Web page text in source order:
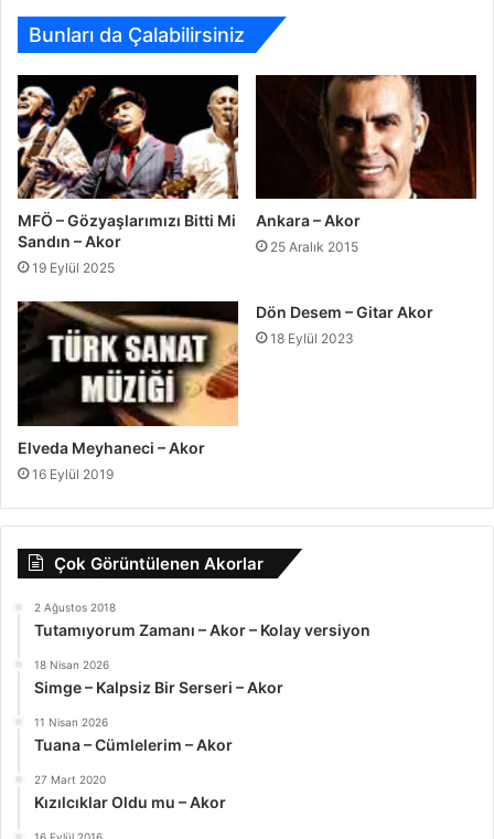
Bunları da Çalabilirsiniz
MFÖ – Gözyaşlarımızı Bitti Mi
Sandın – Akor
19 Eylül 2025
Ankara – Akor
25 Aralık 2015
Elveda Meyhaneci – Akor
16 Eylül 2019
Dön Desem – Gitar Akor
18 Eylül 2023
Çok Görüntülenen Akorlar
2 Ağustos 2018
Tutamıyorum Zamanı – Akor – Kolay versiyon
18 Nisan 2026
Simge – Kalpsiz Bir Serseri – Akor
11 Nisan 2026
Tuana – Cümlelerim – Akor
27 Mart 2020
Kızılcıklar Oldu mu – Akor
16 Eylül 2016